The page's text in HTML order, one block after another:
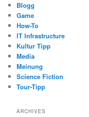
Blogg
Game
How-To
IT Infrastructure
Kultur Tipp
Media
Meinung
Science Fiction
Tour-Tipp
ARCHIVES